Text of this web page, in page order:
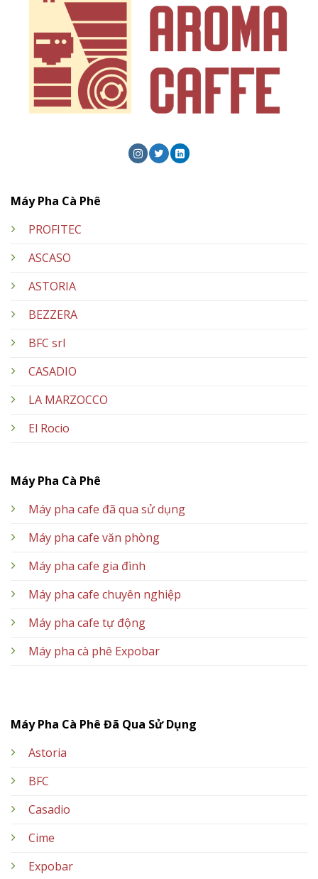
Máy Pha Cà Phê
PROFITEC
ASCASO
ASTORIA
BEZZERA
BFC srl
CASADIO
LA MARZOCCO
El Rocio
Máy Pha Cà Phê
Máy pha cafe đã qua sử dụng
Máy pha cafe văn phòng
Máy pha cafe gia đình
Máy pha cafe chuyên nghiệp
Máy pha cafe tự động
Máy pha cà phê Expobar
Máy Pha Cà Phê Đã Qua Sử Dụng
Astoria
BFC
Casadio
Cime
Expobar